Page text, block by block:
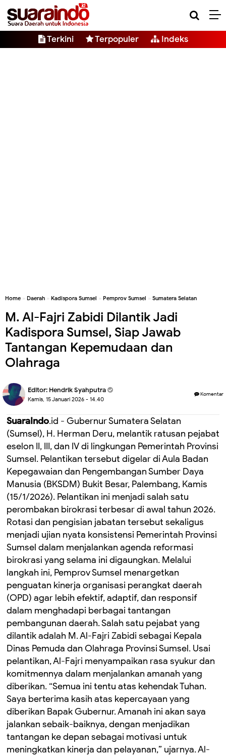
Terkini Terpopuler Indeks
Home » Daerah » Kadispora Sumsel » Pemprov Sumsel » Sumatera Selatan
M. Al-Fajri Zabidi Dilantik Jadi
Kadispora Sumsel, Siap Jawab
Tantangan Kepemudaan dan
Olahraga
Editor: Hendrik Syahputra
Kamis, 15 Januari 2026 - 14.40
Komentar
SuaraIndo.id - Gubernur Sumatera Selatan
(Sumsel), H. Herman Deru, melantik ratusan pejabat
eselon II, III, dan IV di lingkungan Pemerintah Provinsi
Sumsel. Pelantikan tersebut digelar di Aula Badan
Kepegawaian dan Pengembangan Sumber Daya
Manusia (BKSDM) Bukit Besar, Palembang, Kamis
(15/1/2026). Pelantikan ini menjadi salah satu
perombakan birokrasi terbesar di awal tahun 2026.
Rotasi dan pengisian jabatan tersebut sekaligus
menjadi ujian nyata konsistensi Pemerintah Provinsi
Sumsel dalam menjalankan agenda reformasi
birokrasi yang selama ini digaungkan. Melalui
langkah ini, Pemprov Sumsel menargetkan
penguatan kinerja organisasi perangkat daerah
(OPD) agar lebih efektif, adaptif, dan responsif
dalam menghadapi berbagai tantangan
pembangunan daerah. Salah satu pejabat yang
dilantik adalah M. Al-Fajri Zabidi sebagai Kepala
Dinas Pemuda dan Olahraga Provinsi Sumsel. Usai
pelantikan, Al-Fajri menyampaikan rasa syukur dan
komitmennya dalam menjalankan amanah yang
diberikan. “Semua ini tentu atas kehendak Tuhan.
Saya berterima kasih atas kepercayaan yang
diberikan Bapak Gubernur. Amanah ini akan saya
jalankan sebaik-baiknya, dengan menjadikan
tantangan ke depan sebagai motivasi untuk
meningkatkan kinerja dan pelayanan,” ujarnya. Al-